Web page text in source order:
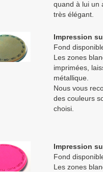
quand à lui un
très élégant.
Impression
Fond
Les zones
imprimées,
métallique.
Nous vous
des couleurs
choisi.
Impression
Fond
Les zones